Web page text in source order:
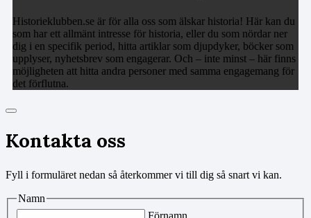
Historieklubben.se är för alla oss som älskar historia! Här kan du
som har ett allmänt intresse för historia, eller du som nördar ner
dig i en specifik period, hitta artiklar som djupdyker, böcker som
upplyser, nyhetsbrev som engagerar. Och – inte minst – här finns
möjligheten att hitta andra personer med samma engagemang för
det förflutna.
Kontakta oss
Fyll i formuläret nedan så återkommer vi till dig så snart vi kan.
Namn
Förnamn